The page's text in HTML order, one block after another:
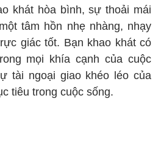
khát hòa bình, sự thoải mái
tâm hồn nhẹ nhàng, nhạy
giác tốt. Bạn khao khát có
mọi khía cạnh của cuộc
tài ngoại giao khéo léo của
tiêu trong cuộc sống.